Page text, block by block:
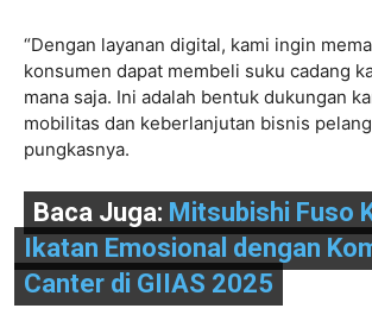
“Dengan layanan digital, kami ingin
konsumen dapat membeli suku cadang
mana saja. Ini adalah bentuk dukungan
mobilitas dan keberlanjutan bisnis
pungkasnya.
Baca Juga: Mitsubishi Fuso
Ikatan Emosional dengan
Canter di GIIAS 2025